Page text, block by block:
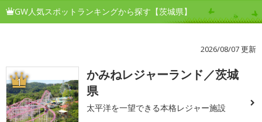
GW人気スポットランキングから探す【茨城県】
2026/08/07 更新
1
かみねレジャーランド／茨城
県
太平洋を一望できる本格レジャー施設